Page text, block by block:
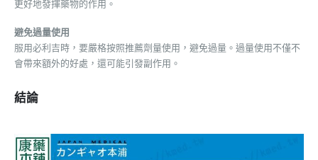
更好地發揮藥物的作用。
避免過量使用
服用必利吉時，要嚴格按照推薦劑量使用，避免過量。過量使用不僅不
會帶來額外的好處，還可能引發副作用。
結論